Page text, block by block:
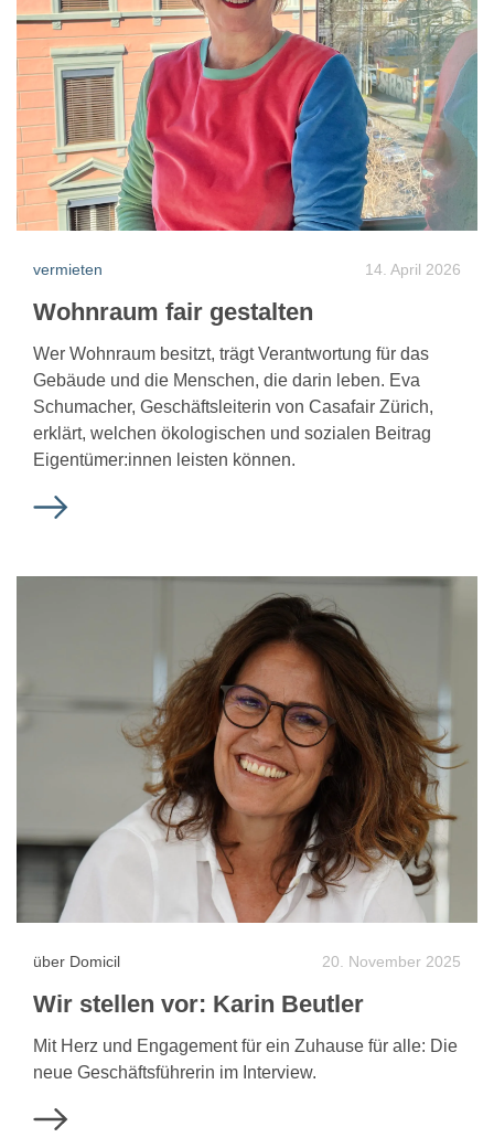
vermieten 14. April 2026
Wohnraum fair gestalten
Wer Wohnraum besitzt, trägt Verantwortung für das
Gebäude und die Menschen, die darin leben. Eva
Schumacher, Geschäftsleiterin von Casafair Zürich,
erklärt, welchen ökologischen und sozialen Beitrag
Eigentümer:innen leisten können.
über Domicil 20. November 2025
Wir stellen vor: Karin Beutler
Mit Herz und Engagement für ein Zuhause für alle: Die
neue Geschäftsführerin im Interview.